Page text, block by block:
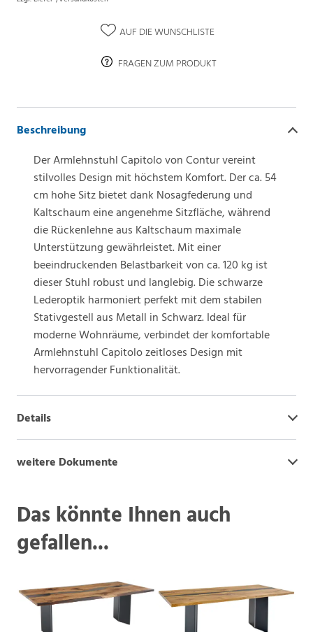
AUF DIE WUNSCHLISTE
FRAGEN ZUM PRODUKT
Beschreibung
Der Armlehnstuhl Capitolo von Contur vereint
stilvolles Design mit höchstem Komfort. Der ca. 54
cm hohe Sitz bietet dank Nosagfederung und
Kaltschaum eine angenehme Sitzfläche, während
die Rückenlehne aus Kaltschaum maximale
Unterstützung gewährleistet. Mit einer
beeindruckenden Belastbarkeit von ca. 120 kg ist
dieser Stuhl robust und langlebig. Die schwarze
Lederoptik harmoniert perfekt mit dem stabilen
Stativgestell aus Metall in Schwarz. Ideal für
moderne Wohnräume, verbindet der komfortable
Armlehnstuhl Capitolo zeitloses Design mit
hervorragender Funktionalität.
Details
weitere Dokumente
Das könnte Ihnen auch
gefallen...